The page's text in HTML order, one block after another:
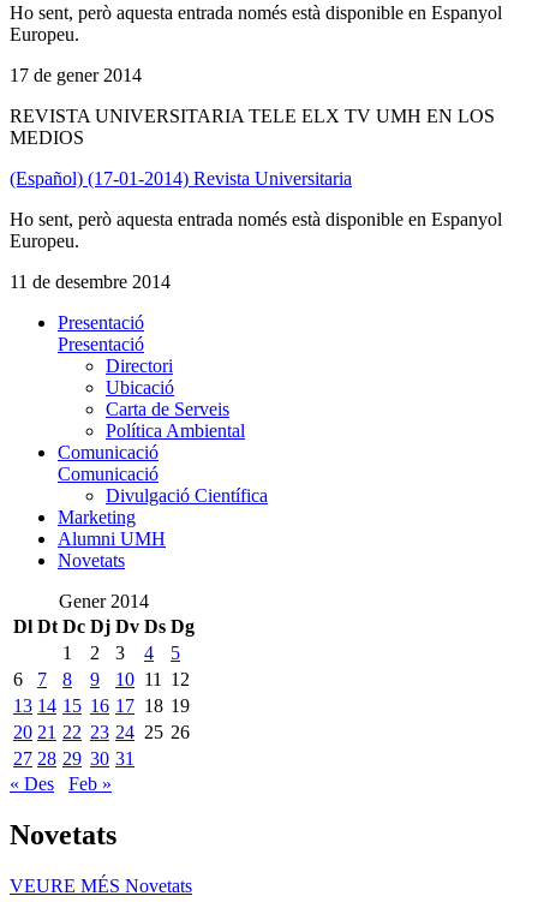
Ho sent, però aquesta entrada només està disponible en Espanyol
Europeu.
17 de gener 2014
REVISTA UNIVERSITARIA TELE ELX TV UMH EN LOS
MEDIOS
(Español) (17-01-2014) Revista Universitaria
Ho sent, però aquesta entrada només està disponible en Espanyol
Europeu.
11 de desembre 2014
Presentació
Presentació
Directori
Ubicació
Carta de Serveis
Política Ambiental
Comunicació
Comunicació
Divulgació Científica
Marketing
Alumni UMH
Novetats
Gener 2014
Dl Dt Dc Dj Dv Ds Dg
1
2 3 4
5
6
7 8 9 10 11
12
13 14 15 16 17 18 19
20 21 22 23 24 25 26
27 28 29 30 31
« Des
Feb »
Novetats
VEURE MÉS Novetats